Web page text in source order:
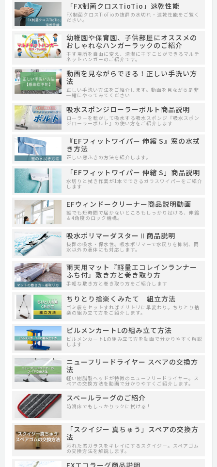
「FX制菌クロスTioTio」速乾性能
FX制菌クロスTioTioの抜群の水切れ・速乾性能をご覧く
ださい。
幼稚園や保育園、子供部屋にオススメの
おしゃれなハンガーラックのご紹介
干す場所を自由に変え、清潔に干すことができるマルチ
ネットハンガーのご紹介です。
動画を見ながらできる！正しい手洗い方
法
正しい手洗い方法をご紹介します。動画を見ながら是非
一緒にやってみてください
吸水スポンジローラーボルト商品説明
ローラーを転がして吸水する吸水スポンジ『吸水スポン
ジローラーボルト』の使い方をご紹介します
『EFフィットワイパー 伸縮 S』窓の水拭
き方法
正しい窓ふきの方法を紹介します。
「EFフィットワイパー 伸縮 S」商品説明
水切りと拭き作業が1本でできるガラスワイパーをご紹介
します
EFウィンドークリーナー商品説明動画
誰でも短時間で届かないところもしっかり拭ける、伸縮
＆4角度のロック機構。
吸水ポリマーダスターⅡ商品説明
抜群の吸水・保水性。吸水ポリマーで水戻りを抑制、雨
水以外の液体にも対応します。
雨天用マット『軽量エコレインランナー
ふち付』敷き方と巻き取り方
手軽な敷き方と巻き取り方をご紹介します
ちりとり捨楽くみたて 組立方法
ゴミ袋をセットすればチリトリに早変わり。ちりとり捨
楽の組み立て方をご紹介します。
ビルメンカートLの組み立て方法
ビルメンカートLの組み立て方を動画で分かりやすく解説
します
ニューフリードライヤー スペアの交換方
法
軽い樹脂製ヘッドが特徴のニューフリードライヤー。ス
ペアの交換方法を動画で分かりやすくご紹介します。
スベールラーグのご紹介
防滑床でもしっかりラクに拭ける！
「スクイジー 真ちゅう」スペアの交換方
法
汚れた窓ガラスをキレイにするスクイジー。スペアゴム
の交換方法を解説します。
FXエコラーグ商品説明